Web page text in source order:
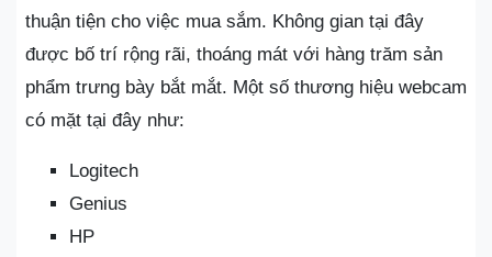
thuận tiện cho việc mua sắm. Không gian tại đây
được bố trí rộng rãi, thoáng mát với hàng trăm sản
phẩm trưng bày bắt mắt. Một số thương hiệu webcam
có mặt tại đây như:
Logitech
Genius
HP